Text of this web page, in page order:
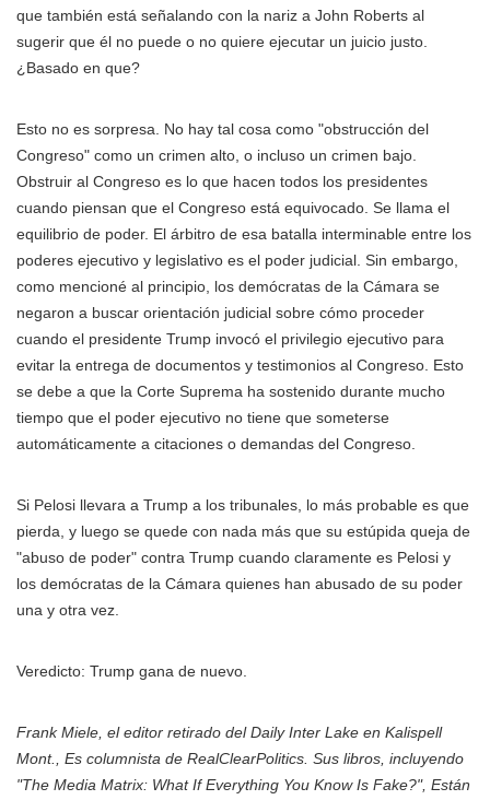
que también está señalando con la nariz a John Roberts al
sugerir que él no puede o no quiere ejecutar un juicio justo.
¿Basado en que?
Esto no es sorpresa. No hay tal cosa como "obstrucción del
Congreso" como un crimen alto, o incluso un crimen bajo.
Obstruir al Congreso es lo que hacen todos los presidentes
cuando piensan que el Congreso está equivocado. Se llama el
equilibrio de poder. El árbitro de esa batalla interminable entre los
poderes ejecutivo y legislativo es el poder judicial. Sin embargo,
como mencioné al principio, los demócratas de la Cámara se
negaron a buscar orientación judicial sobre cómo proceder
cuando el presidente Trump invocó el privilegio ejecutivo para
evitar la entrega de documentos y testimonios al Congreso. Esto
se debe a que la Corte Suprema ha sostenido durante mucho
tiempo que el poder ejecutivo no tiene que someterse
automáticamente a citaciones o demandas del Congreso.
Si Pelosi llevara a Trump a los tribunales, lo más probable es que
pierda, y luego se quede con nada más que su estúpida queja de
"abuso de poder" contra Trump cuando claramente es Pelosi y
los demócratas de la Cámara quienes han abusado de su poder
una y otra vez.
Veredicto: Trump gana de nuevo.
Frank Miele, el editor retirado del Daily Inter Lake en Kalispell
Mont., Es columnista de RealClearPolitics. Sus libros, incluyendo
"The Media Matrix: What If Everything You Know Is Fake?", Están